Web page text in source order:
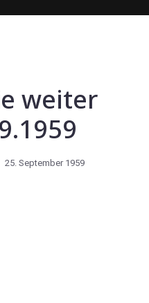
weiter
25. September 1959